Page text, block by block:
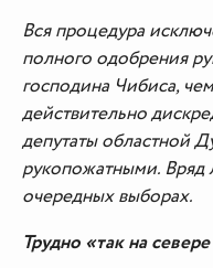
Вся процедура
полного одобрения
господина Чибиса,
действительно
депутаты областной
рукопожатными.
очередных выборах.
Трудно «так на